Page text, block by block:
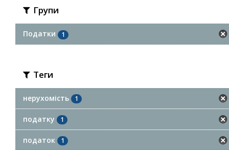
Групи
Податки 1
Теги
нерухомість 1
податку 1
податок 1